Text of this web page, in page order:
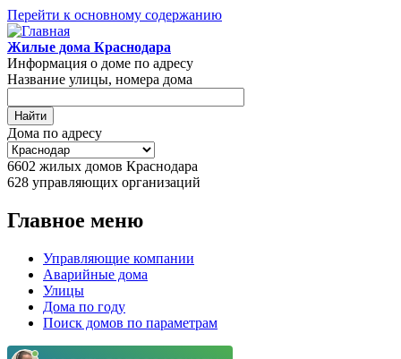
Перейти к основному содержанию
Жилые дома Краснодара
Информация о доме по адресу
Название улицы, номера дома
Дома по адресу
6602 жилых домов Краснодара
628 управляющих организаций
Главное меню
Управляющие компании
Аварийные дома
Улицы
Дома по году
Поиск домов по параметрам